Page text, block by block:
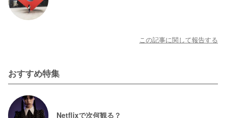
この記事に関して報告する
おすすめ特集
Netflixで次何観る？